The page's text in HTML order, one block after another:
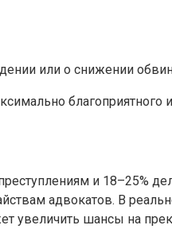
или о снижении
благоприятного
и 18–25%
адвокатов. В
увеличить шансы на